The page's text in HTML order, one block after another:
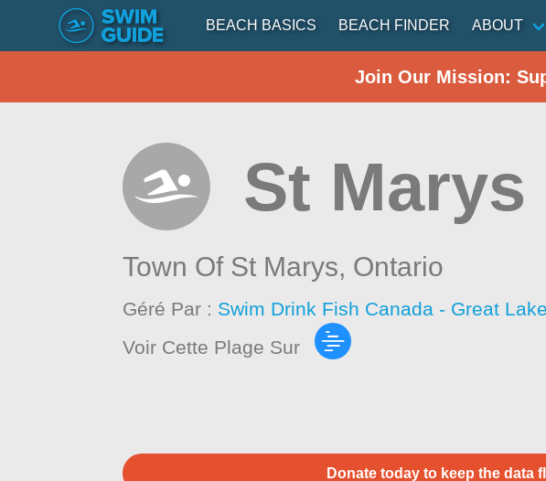
BEACH BASICS BEACH FINDER ABOUT
Join Our Mission:
St
Town Of St Marys, Ontario
Géré Par : Swim Drink Fish Canada - Great
Voir Cette Plage Sur
Donate today to keep the data